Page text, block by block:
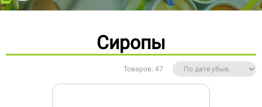
Сиропы
Товаров: 47